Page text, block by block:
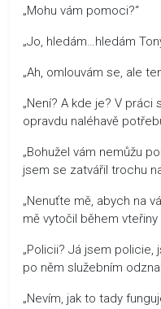
„Mohu vám pomoci?“
„Jo, hledám…hledám
„Ah, omlouvám se, ale
„Není? A kde je? V práci
opravdu naléhavě
„Bohužel vám nemůžu
jsem se zatvářil trochu
„Nenuťte mě, abych na
mě vytočil během vteřiny
„Policii? Já jsem policie,
po něm služebním
„Nevím, jak to tady